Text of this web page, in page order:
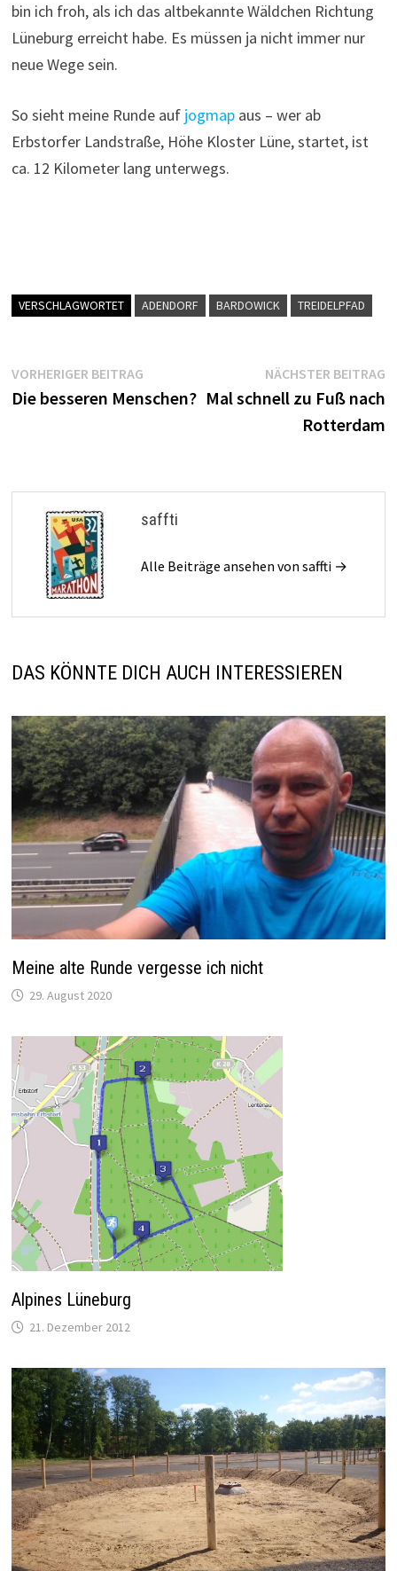
bin ich froh, als ich das altbekannte Wäldchen Richtung
Lüneburg erreicht habe. Es müssen ja nicht immer nur
neue Wege sein.
So sieht meine Runde aufjogmap aus – wer ab
Erbstorfer Landstraße, Höhe Kloster Lüne, startet, ist
ca. 12 Kilometer lang unterwegs.
VERSCHLAGWORTET ADENDORF BARDOWICK TREIDELPFAD
Beitragsnavigation
VORHERIGER BEITRAGVorheriger
Beitrag:
Die besseren Menschen?
NÄCHSTER BEITRAG
Mal schnell zu Fuß nach
Rotterdam
saffti
Alle Beiträge ansehen von saffti →
DAS KÖNNTE DICH AUCH INTERESSIEREN
Meine alte Runde vergesse ich nicht
29. August 2020
Alpines Lüneburg
21. Dezember 2012